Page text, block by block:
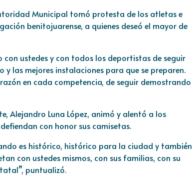
Municipal tomó protesta de los atletas e
benitojuarense, a quienes deseó el mayor de
ustedes y con todos los deportistas de seguir
las mejores instalaciones para que se preparen.
en cada competencia, de seguir demostrando
Alejandro Luna López, animó y alentó a los
con honor sus camisetas.
es histórico, histórico para la ciudad y también
con ustedes mismos, con sus familias, con su
puntualizó.